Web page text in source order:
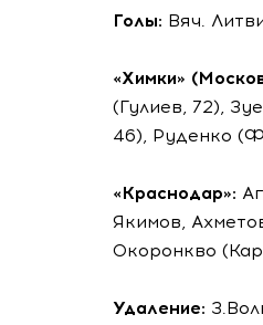
Голы: Вяч.
«Химки»
(Гулиев, 72),
46), Руденко
«Краснодар»:
Якимов,
Окоронкво
Удаление: